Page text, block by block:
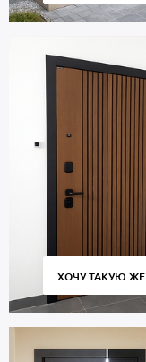
ХОЧУ ТАКУЮ ЖЕ